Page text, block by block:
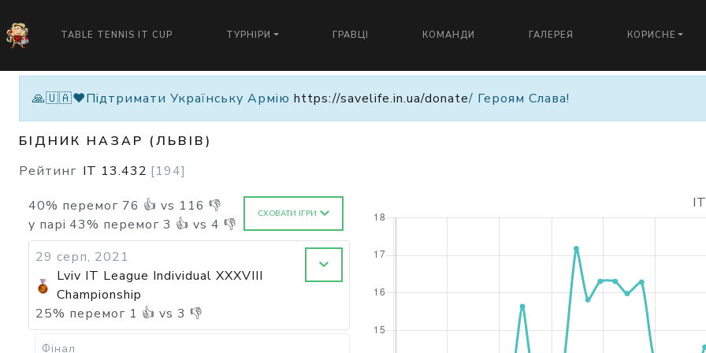
TABLE TENNIS IT CUP ТУРНІРИ ГРАВЦІ КОМАНДИ ГАЛЕРЕЯ КОРИСНЕ
🙏🇺🇦❤️Підтримати Українську Армію https://savelife.in.ua/donate/ Героям Слава!
БІДНИК НАЗАР (ЛЬВІВ)
Рейтинг IT 13.432 [194]
40% перемог 76 👍 vs 116 👎
у парі 43% перемог 3 👍 vs 4 👎
СХОВАТИ ІГРИ
29 серп, 2021
Lviv IT League Individual XXXVIII
Championship
25% перемог 1 👍 vs 3 👎
Фінал
IT